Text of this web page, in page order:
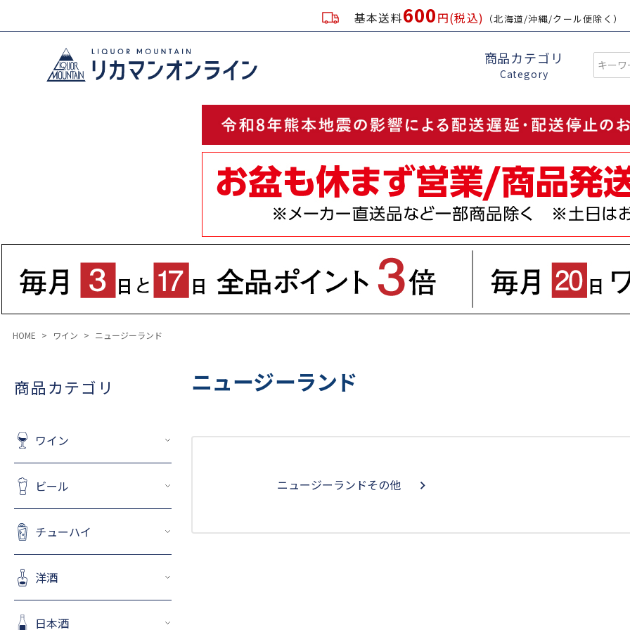
基本送料600円(税込) （北海道/沖縄/クール便除く）
商品カテゴリ
Category
HOME ワイン ニュージーランド
商品カテゴリ
ワイン
ビール
チューハイ
洋酒
日本酒
ニュージーランド
ニュージーランドその他